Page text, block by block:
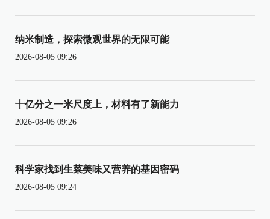
纳米制造，探索微观世界的无限可能
2026-08-05 09:26
十亿分之一米尺度上，材料有了新能力
2026-08-05 09:26
科学家找到生菜美味又营养的基因密码
2026-08-05 09:24